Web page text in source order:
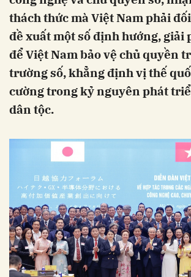
thách thức mà Việt Nam phải
đề xuất một số định hướng, giải
để Việt Nam bảo vệ chủ quyền
trường số, khẳng định vị thế
cường trong kỷ nguyên phát
dân tộc.